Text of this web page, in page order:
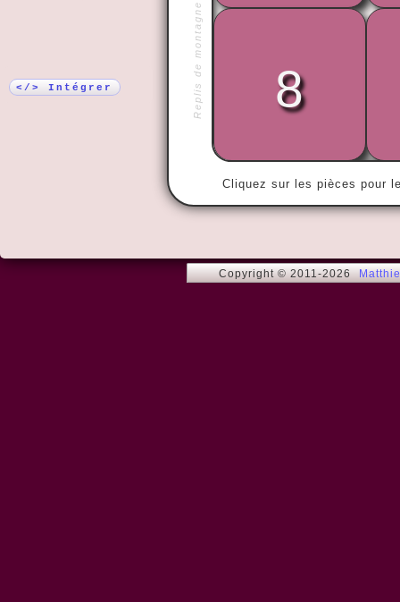
</> Intégrer Replis de montagne
Cliquez sur les pièces pour
faire
8
Copyright © 2011-2026